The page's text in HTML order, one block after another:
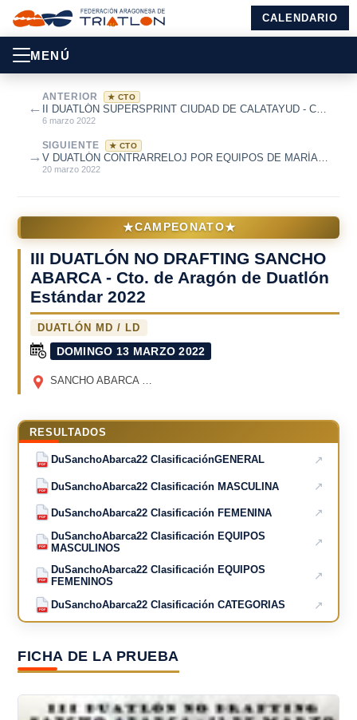
CALENDARIO
MENÚ
←
ANTERIOR ★ CTO
II DUATLÓN SUPERSPRINT CIUDAD DE CALATAYUD - Cto.
Aragón CD y JV de Duatlón Supe...
6 marzo 2022
SIGUIENTE ★ CTO
V DUATLÓN CONTRARRELOJ POR EQUIPOS DE MARÍA
DE HUERVA
20 marzo 2022
→
★CAMPEONATO★
III DUATLÓN NO DRAFTING SANCHO
ABARCA - Cto. de Aragón de Duatlón
Estándar 2022
DUATLÓN MD / LD
DOMINGO 13 MARZO 2022
RESULTADOS
PDF DuSanchoAbarca22 ClasificaciónGENERAL ↗
PDF DuSanchoAbarca22 Clasificación MASCULINA ↗
PDF DuSanchoAbarca22 Clasificación FEMENINA ↗
PDF
DuSanchoAbarca22 Clasificación EQUIPOS
MASCULINOS
↗
PDF
DuSanchoAbarca22 Clasificación EQUIPOS
FEMENINOS
↗
PDF DuSanchoAbarca22 Clasificación CATEGORIAS ↗
FICHA DE LA PRUEBA